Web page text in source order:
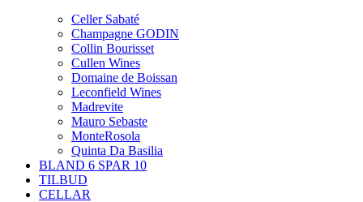
Celler Sabaté
Champagne GODIN
Collin Bourisset
Cullen Wines
Domaine de Boissan
Leconfield Wines
Madrevite
Mauro Sebaste
MonteRosola
Quinta Da Basilia
BLAND 6 SPAR 10
TILBUD
CELLAR